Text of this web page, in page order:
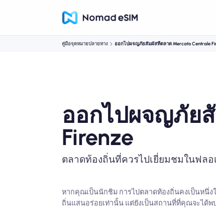
คู่มือจุดหมายปลายทาง ออกไปผจญภัยสัมผัสที่ตลาด Mercato Centrale
ออกไปผจญภัย
Firenze
ตลาดท้องถิ่นที่ควรไปเยี่ยมชมในฟลอ
หากคุณเป็นนักชิม การไปตลาดท้องถิ่นคงเป็นหนึ่ง
ถิ่นแสนอร่อยเท่านั้น แต่ยังเป็นสถานที่ที่คุณจะไ